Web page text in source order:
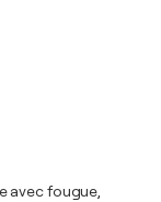
avec fougue,